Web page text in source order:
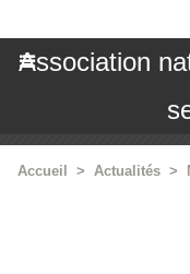
Association
Accueil > Actualités >